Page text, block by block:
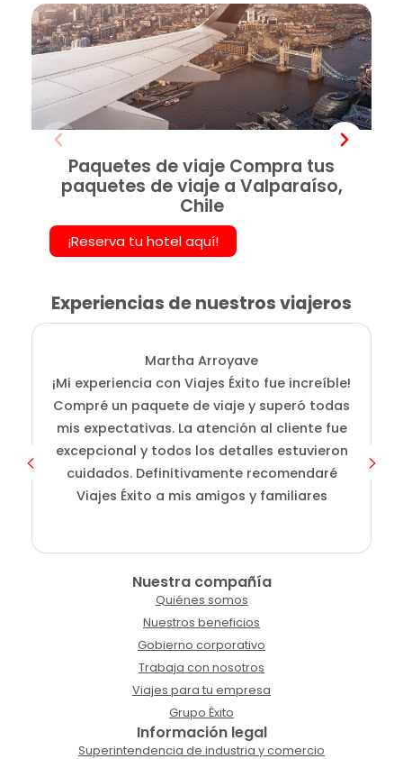
Paquetes de viaje Compra tus
paquetes de viaje a Valparaíso,
Chile
¡Reserva tu hotel aquí!
Experiencias de nuestros viajeros
Martha Arroyave
¡Mi experiencia con Viajes Éxito fue increíble!
Compré un paquete de viaje y superó todas
mis expectativas. La atención al cliente fue
excepcional y todos los detalles estuvieron
cuidados. Definitivamente recomendaré
Viajes Éxito a mis amigos y familiares
Nuestra compañía
Quiénes somos
Nuestros beneficios
Gobierno corporativo
Trabaja con nosotros
Viajes para tu empresa
Grupo Éxito
Información legal
Superintendencia de industria y comercio